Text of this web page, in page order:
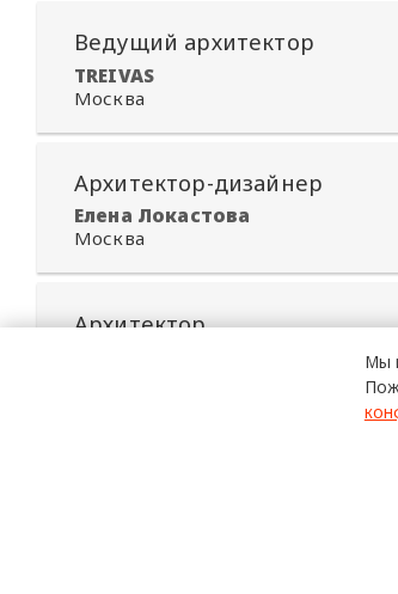
Ведущий архитектор
TREIVAS
Москва
Архитектор-дизайнер
Елена Локастова
Москва
Архитектор
Мы